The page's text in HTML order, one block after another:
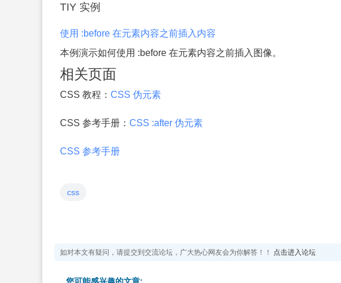
TIY 实例
使用 :before 在元素内容之前插入内容
本例演示如何使用 :before 在元素内容之前插入图像。
相关页面
CSS 教程： CSS 伪元素
CSS 参考手册： CSS :after 伪元素
CSS 参考手册
css
如对本文有疑问，请提交到交流论坛，广大热心网友会为你解答！！ 点击进入论坛